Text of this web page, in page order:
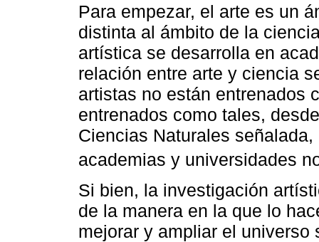
Para empezar, el arte es un
distinta al ámbito de la
artística se desarrolla en
relación entre arte y ciencia
artistas no están entrenados
entrenados como tales,
Ciencias Naturales
academias y universidades
Si bien, la investigación
de la manera en la que lo
mejorar y ampliar el